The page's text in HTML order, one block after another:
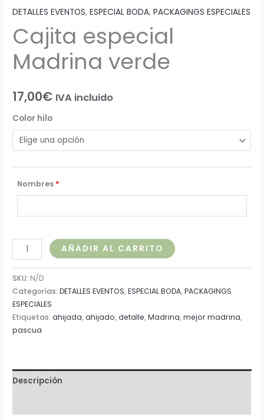
DETALLES EVENTOS,ESPECIAL BODA,PACKAGINGS ESPECIALES
Cajita especial
Madrina verde
17,00€ IVA incluido
Color hilo
Nombres *
AÑADIR AL CARRITO
SKU: N/D
Categorías:DETALLES EVENTOS,ESPECIAL BODA,PACKAGINGS
ESPECIALES
Etiquetas:ahijada,ahijado,detalle,Madrina,mejor madrina,
pascua
Descripción